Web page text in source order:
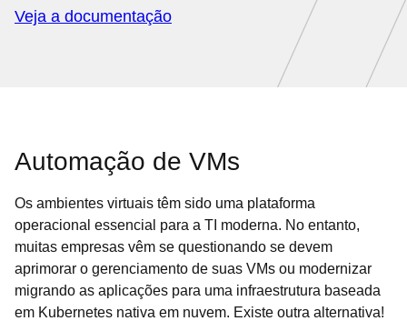
Veja a documentação
Automação de VMs
Os ambientes virtuais têm sido uma plataforma
operacional essencial para a TI moderna. No entanto,
muitas empresas vêm se questionando se devem
aprimorar o gerenciamento de suas VMs ou modernizar
migrando as aplicações para uma infraestrutura baseada
em Kubernetes nativa em nuvem. Existe outra alternativa!